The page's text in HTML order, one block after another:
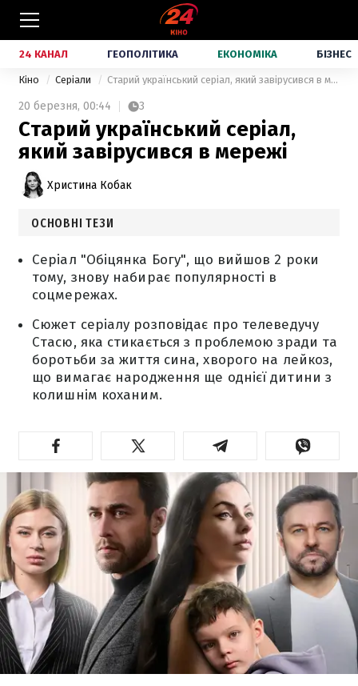
24 КАНАЛ ГЕОПОЛІТИКА ЕКОНОМІКА БІЗНЕС
Кіно Серіали Старий український серіал, який завірусився в мережі
20 березня, 00:44 3
Старий український серіал,
який завірусився в мережі
Христина Кобак
ОСНОВНІ ТЕЗИ
Серіал "Обіцянка Богу", що вийшов 2 роки
тому, знову набирає популярності в
соцмережах.
Сюжет серіалу розповідає про телеведучу
Стасю, яка стикається з проблемою зради та
боротьби за життя сина, хворого на лейкоз,
що вимагає народження ще однієї дитини з
колишнім коханим.